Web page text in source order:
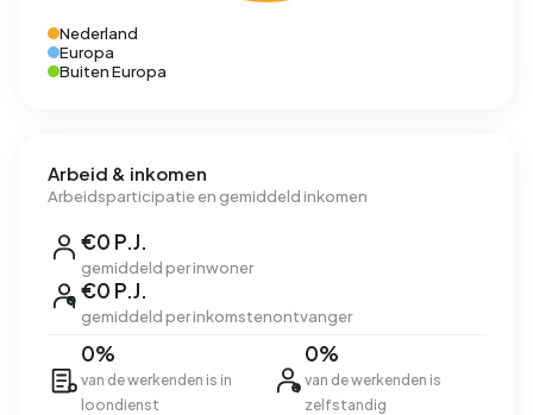
Nederland
Europa
Buiten Europa
Arbeid & inkomen
Arbeidsparticipatie en gemiddeld inkomen
€0 P.J.
gemiddeld per inwoner
€0 P.J.
gemiddeld per inkomstenontvanger
0%
van de werkenden is in
loondienst
0%
van de werkenden is
zelfstandig